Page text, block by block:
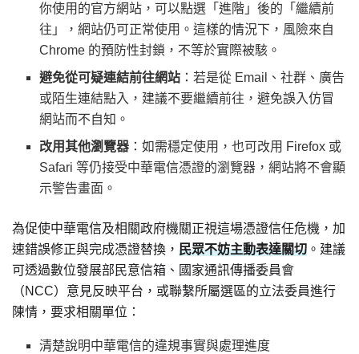
你使用的官方網站，可以點選「進階」後的「繼續前
往」，網站仍可正常使用。這樣的情況下，風險來自
Chrome 的預防性封鎖，不等於實際被駭。
避免從可疑連結前往網站 ：若是從 Email、社群、廣告
或陌生連結點入，建議不要繼續前往，避免誤入仿冒
網站而不自知。
改用其他瀏覽器 ：如需穩定使用，也可改用 Firefox 或
Safari 等仍接受中華電信憑證的瀏覽器，網站將不會顯
示警告畫面。
為促使中華電信及相關政府機關正視這場憑證信任危機，加
速錯誤修正與完成憑證替換， 民眾不妨主動表達關切 。建議
可透過數位發展部民意信箱、國家通訊傳播委員會
（NCC）意見反映平台，或聯繫所屬選區的立法委員進行
陳情，要求相關單位：
清楚說明中華電信的違規事實與處理進度